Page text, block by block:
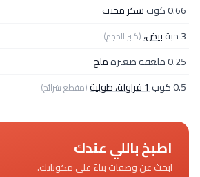
0.66 كوب
سكر محبب
3 حبة
بيض،(كبير الحجم)
0.25 ملعقة صغيرة
ملح
0.5 كوب
1 فراولة، طولية (مقطع شرائح)
اطبخ باللي عندك
ابحث عن وصفات بناءً على مكوناتك.